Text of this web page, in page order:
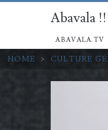
Abavala
ABAVALA.TV
HOME > CULTURE